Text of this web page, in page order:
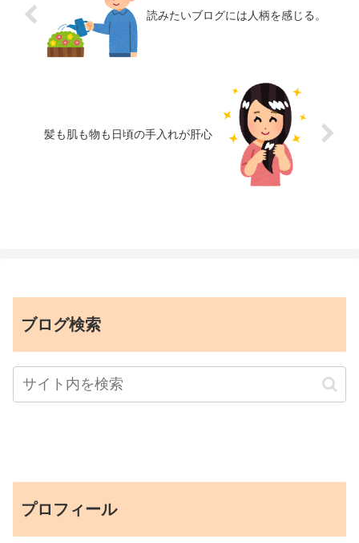
読みたいブログには人柄を感じる。
髪も肌も物も日頃の手入れが肝心
ブログ検索
プロフィール